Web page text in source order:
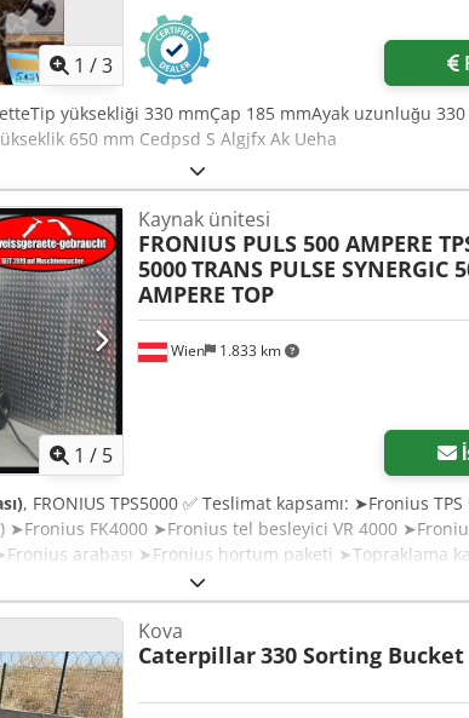
1 /3
yüksekliği 330 mmÇap 185 mmAyak uzunluğu
650 mm Cedpsd S Algjfx Ak Ueha
1 / 5
Wien 1.833 km
Kaynak ünitesi
FRONIUS PULS 500 AMPERE
5000TRANS PULSE SYNERGIC
AMPERE TOP
, FRONIUS TPS5000 ✅ Teslimat kapsamı: ➤Fronius
➤Fronius FK4000 ➤Fronius tel besleyici VR 4000
arabası ➤Fronius hortum paketi ➤Topraklama
çelik ve V2A dahil olmak üzere hemen hemen tüm
sahip olup, sac metal sektöründe sıklıkla
Ek seçenekler ve kullanımlar: Chsdpjwbknbofx Ak
İhtiyacınız olan tek şey bir arayüz ve uygun hortum
için karakteristik eğrileri oluşturmanıza ve içe
opsiyonel olarak sunuyoruz. ----- HEMEN TESLİMAT
Kova
Caterpillar330 Sorting Bucket